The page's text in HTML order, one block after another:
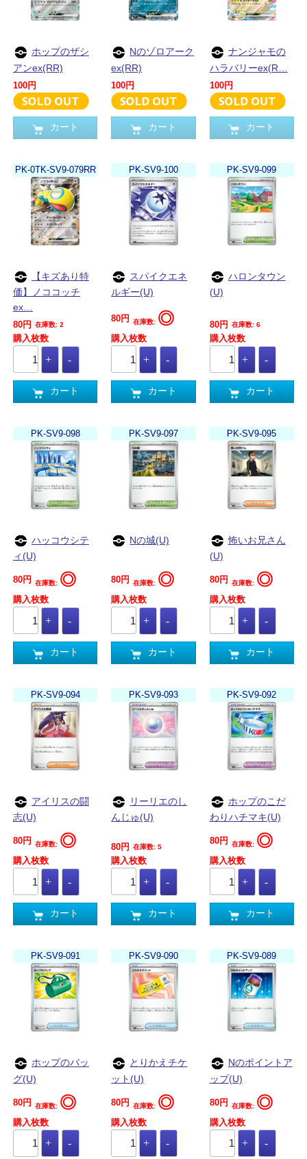
ホップのザシ
アンex(RR)
100円
カート
Nのゾロアーク
ex(RR)
100円
カート
ナンジャモの
ハラバリーex(R…
100円
カート
PK-0TK-SV9-079RR
【キズあり特
価】ノココッチ
ex…
80円 在庫数: 2
購入枚数
カート
PK-SV9-100
スパイクエネ
ルギー(U)
80円 在庫数: ◎
購入枚数
カート
PK-SV9-099
ハロンタウン
(U)
80円 在庫数: 6
購入枚数
カート
PK-SV9-098
ハッコウシテ
ィ(U)
80円 在庫数: ◎
購入枚数
カート
PK-SV9-097
Nの城(U)
80円 在庫数: ◎
購入枚数
カート
PK-SV9-095
怖いお兄さん
(U)
80円 在庫数: ◎
購入枚数
カート
PK-SV9-094
アイリスの闘
志(U)
80円 在庫数: ◎
購入枚数
カート
PK-SV9-093
リーリエのし
んじゅ(U)
80円 在庫数: 5
購入枚数
カート
PK-SV9-092
ホップのこだ
わりハチマキ(U)
80円 在庫数: ◎
購入枚数
カート
PK-SV9-091
ホップのバッ
グ(U)
80円 在庫数: ◎
購入枚数
PK-SV9-090
とりかえチケ
ット(U)
80円 在庫数: ◎
購入枚数
PK-SV9-089
Nのポイントア
ップ(U)
80円 在庫数: ◎
購入枚数